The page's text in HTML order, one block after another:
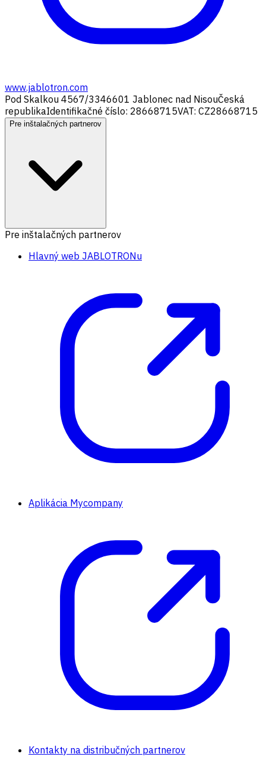
www.jablotron.com
Pod Skalkou 4567/3346601 Jablonec nad NisouČeská
republikaIdentifikačné číslo: 28668715VAT: CZ28668715
Pre inštalačných partnerov
Pre inštalačných partnerov
Hlavný web JABLOTRONu
Aplikácia Mycompany
Kontakty na distribučných partnerov